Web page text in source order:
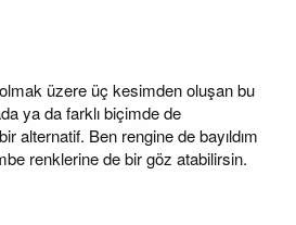
üzere üç kesimden oluşan bu
ya da farklı biçimde de
alternatif. Ben rengine de bayıldım
renklerine de bir göz atabilirsin.